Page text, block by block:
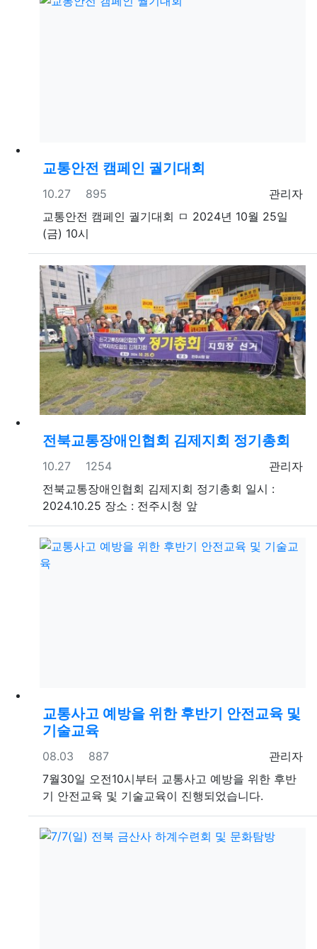
교통안전 캠페인 궐기대회
등록자
관리자
등록일
10.27 조회
895
교통안전 캠페인 궐기대회 ㅁ 2024년 10월 25일
(금) 10시
전북교통장애인협회 김제지회 정기총회
등록자
관리자
등록일
10.27 조회
1254
전북교통장애인협회 김제지회 정기총회 일시 :
2024.10.25 장소 : 전주시청 앞
교통사고 예방을 위한 후반기 안전교육 및
기술교육
등록자
관리자
등록일
08.03 조회
887
7월30일 오전10시부터 교통사고 예방을 위한 후반
기 안전교육 및 기술교육이 진행되었습니다.